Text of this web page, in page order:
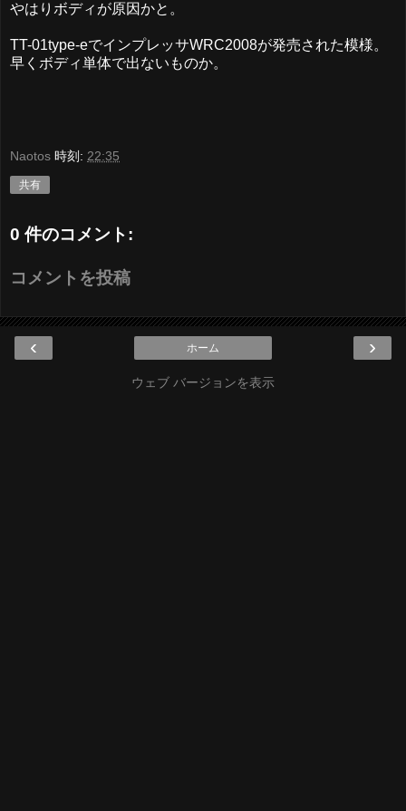
やはりボディが原因かと。
TT-01type-eでインプレッサWRC2008が発売された模様。
早くボディ単体で出ないものか。
Naotos 時刻: 22:35
共有
0 件のコメント:
コメントを投稿
‹ ›
ホーム
ウェブ バージョンを表示